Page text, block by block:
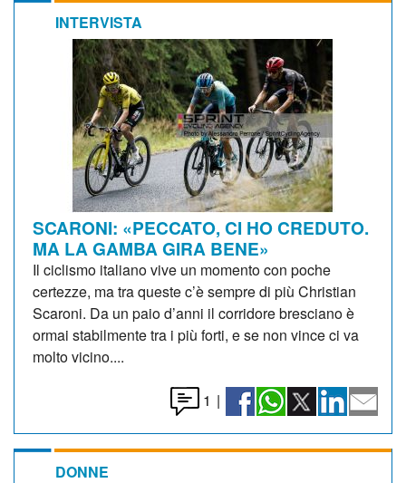
INTERVISTA
SCARONI: «PECCATO, CI HO CREDUTO.
MA LA GAMBA GIRA BENE»
Il ciclismo italiano vive un momento con poche
certezze, ma tra queste c’è sempre di più Christian
Scaroni. Da un paio d’anni il corridore bresciano è
ormai stabilmente tra i più forti, e se non vince ci va
molto vicino....
1 |
DONNE